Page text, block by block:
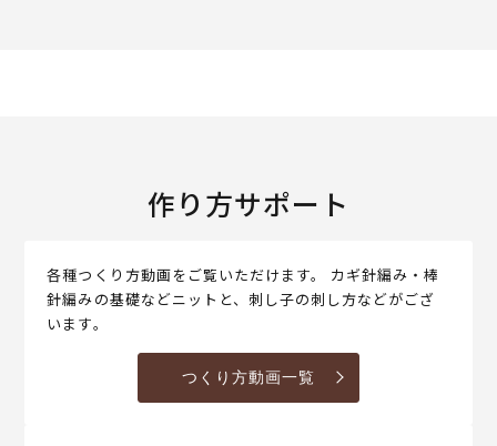
作り方サポート
各種つくり方動画をご覧いただけます。 カギ針編み・棒
針編みの基礎などニットと、刺し子の刺し方などがござ
います。
つくり方動画一覧